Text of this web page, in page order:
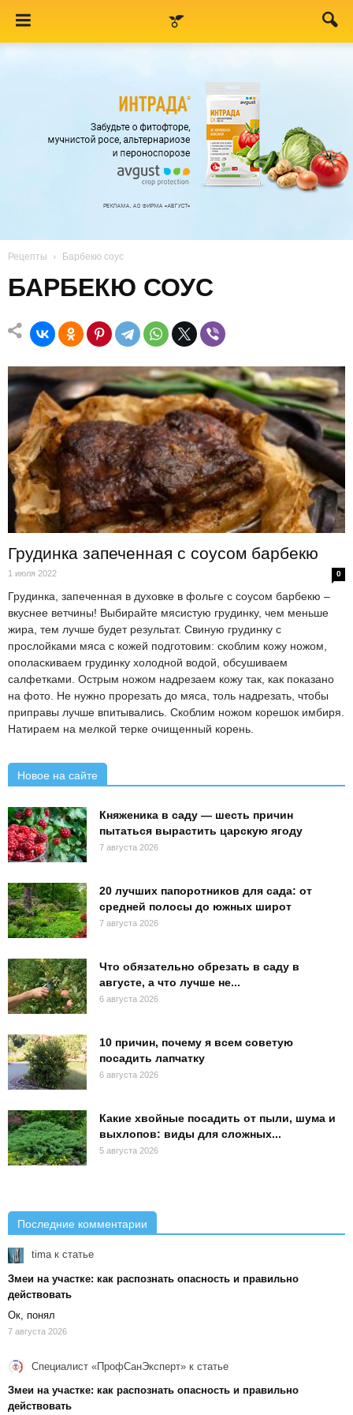
Рецепты Барбекю соус
БАРБЕКЮ СОУС
Грудинка запеченная с соусом барбекю
1 июля 2022 0
Грудинка, запеченная в духовке в фольге с соусом барбекю –
вкуснее ветчины! Выбирайте мясистую грудинку, чем меньше
жира, тем лучше будет результат. Свиную грудинку с
прослойками мяса с кожей подготовим: скоблим кожу ножом,
ополаскиваем грудинку холодной водой, обсушиваем
салфетками. Острым ножом надрезаем кожу так, как показано
на фото. Не нужно прорезать до мяса, толь надрезать, чтобы
приправы лучше впитывались. Скоблим ножом корешок имбиря.
Натираем на мелкой терке очищенный корень.
Новое на сайте
Княженика в саду — шесть причин
пытаться вырастить царскую ягоду
7 августа 2026
20 лучших папоротников для сада: от
средней полосы до южных широт
7 августа 2026
Что обязательно обрезать в саду в
августе, а что лучше не...
6 августа 2026
10 причин, почему я всем советую
посадить лапчатку
6 августа 2026
Какие хвойные посадить от пыли, шума и
выхлопов: виды для сложных...
5 августа 2026
Последние комментарии
timaк статье
Змеи на участке: как распознать опасность и правильно
действовать
Ок, понял
7 августа 2026
Специалист «ПрофСанЭксперт» к статье
Змеи на участке: как распознать опасность и правильно
действовать